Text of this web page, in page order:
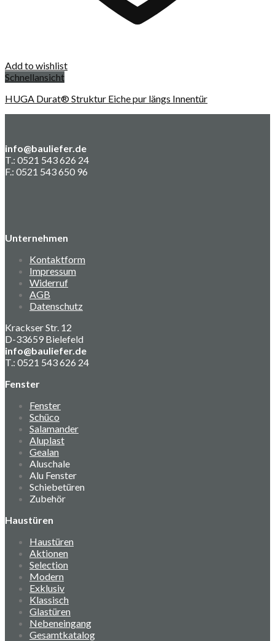
Add to wishlist
Schnellansicht
HUGA Durat® Struktur Eiche pur längs Innentür
info@bauliefer.de
T.: 0521 543 626 24
F.: 0521 543 650 96
Unternehmen
Kontaktform
Impressum
Widerruf
AGB
Datenschutz
Krackser Str. 12
D-33659 Bielefeld
info@bauliefer.de
T.: 0521 543 626 24
Fenster
Fenster
Schüco
Salamander
Aluplast
Gealan
Aluschale
Alu Fenster
Schiebetüren
Zubehör
Haustüren
Haustüren
Aktionen
Selection
Modern
Exklusiv
Klassisch
Glastüren
Nebeneingang
Gesamtkatalog